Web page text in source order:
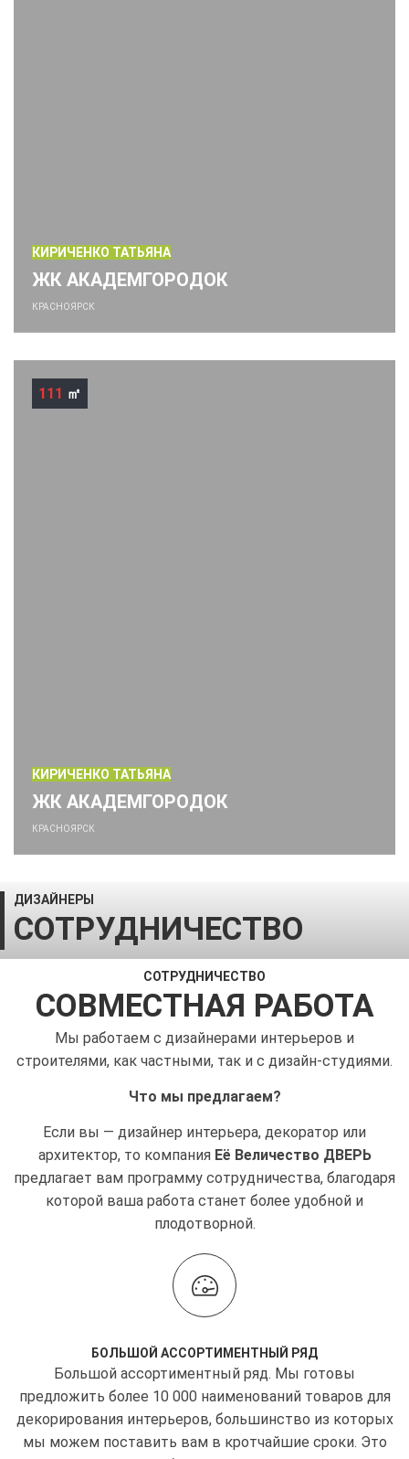
КИРИЧЕНКО ТАТЬЯНА
ЖК АКАДЕМГОРОДОК
КРАСНОЯРСК
111 ㎡
КИРИЧЕНКО ТАТЬЯНА
ЖК АКАДЕМГОРОДОК
КРАСНОЯРСК
ДИЗАЙНЕРЫ
СОТРУДНИЧЕСТВО
СОТРУДНИЧЕСТВО
СОВМЕСТНАЯ РАБОТА
Мы работаем с дизайнерами интерьеров и
строителями, как частными, так и с дизайн-студиями.
Что мы предлагаем?
Если вы — дизайнер интерьера, декоратор или
архитектор, то компания Её Величество ДВЕРЬ
предлагает вам программу сотрудничества, благодаря
которой ваша работа станет более удобной и
плодотворной.
БОЛЬШОЙ АССОРТИМЕНТНЫЙ РЯД
Большой ассортиментный ряд. Мы готовы
предложить более 10 000 наименований товаров для
декорирования интерьеров, большинство из которых
мы можем поставить вам в кротчайшие сроки. Это